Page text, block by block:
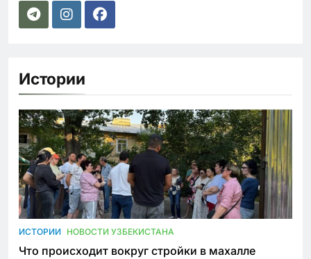
Истории
ИСТОРИИ НОВОСТИ УЗБЕКИСТАНА
Что происходит вокруг стройки в махалле